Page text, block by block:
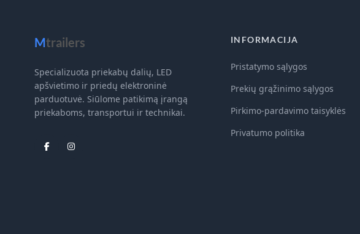
Mtrailers
Specializuota priekabų dalių, LED
apšvietimo ir priedų elektroninė
parduotuvė. Siūlome patikimą įrangą
priekaboms, transportui ir technikai.
INFORMACIJA
Pristatymo sąlygos
Prekių grąžinimo sąlygos
Pirkimo-pardavimo taisyklės
Privatumo politika